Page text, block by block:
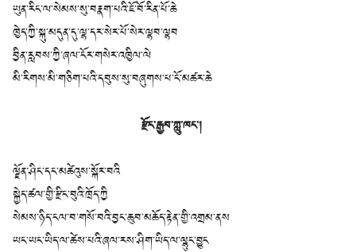
ཡུན་རིང་ལ་སེམས་སུ་བརྣག་པའི་ཇོ་བོ་རིན་པོ་ཆེ
ཁྱེད་ཀྱི་སྐུ་མདུན་དུ་ལྷ་དར་སེར་པོ་སེར་ལྷབ་ལྷབ
བྱིན་རླབས་ཀྱི་ཞལ་ངོར་གསེར་འཁྱིལ་ལེ
མི་རིགས་མི་གཅིག་པའི་དབུས་སུ་བཞུགས་པ་ངོ་མཚར་ཆེ
རྫོང་རྒྱབ་ཀླུ་ཁང་།
ལྗོན་ཤིང་དང་མཚེའུས་སྐོར་བའི
སྐྱེད་ཚལ་གྱི་རྫིང་བུའི་ཁྲོད་ཀྱི
སེམས་ཉིད་ངལ་བ་གསོ་བའི་བྱང་ཆུབ་མཆོད་རྟེན་གྱི་འགྲམ་ནས
ཡང་ཡང་ཡིད་ལ་ཚེས་པའི་ཞལ་རས་ཤིག་ཡིད་ལ་ལྷུང་བྱུང